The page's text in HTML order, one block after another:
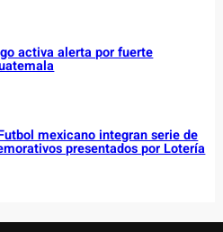
activa alerta por fuerte
mexicano integran serie de
presentados por Lotería